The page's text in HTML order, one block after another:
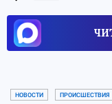
НОВОСТИ ПРОИСШЕСТВИЯ